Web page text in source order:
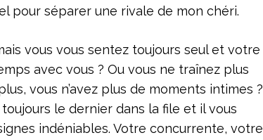
pour séparer une rivale de mon chéri.
vous vous sentez toujours seul et votre
avec vous ? Ou vous ne traînez plus
vous n’avez plus de moments intimes ?
toujours le dernier dans la file et il vous
indéniables. Votre concurrente, votre